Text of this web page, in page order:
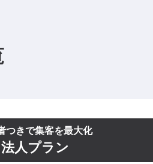
つきで集客を最大化
法人プラン